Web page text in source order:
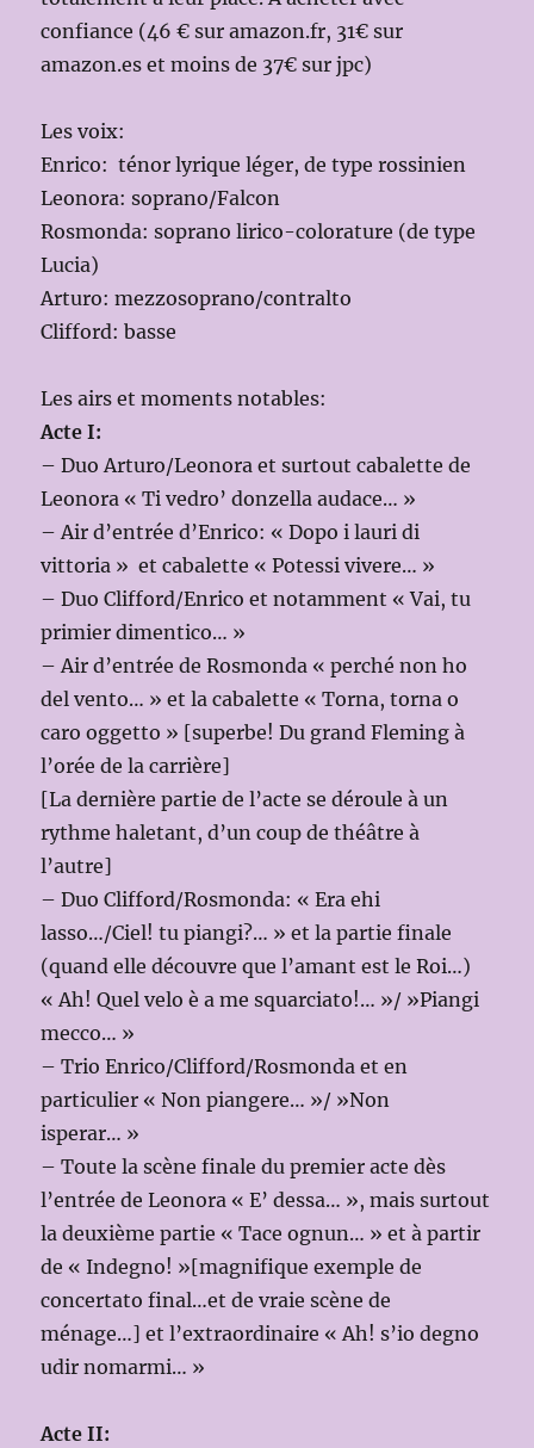
confiance (46 € sur amazon.fr, 31€ sur
amazon.es et moins de 37€ sur jpc)
Les voix:
Enrico: ténor lyrique léger, de type rossinien
Leonora: soprano/Falcon
Rosmonda: soprano lirico-colorature (de type
Lucia)
Arturo: mezzosoprano/contralto
Clifford: basse
Les airs et moments notables:
Acte I:
– Duo Arturo/Leonora et surtout cabalette de
Leonora « Ti vedro’ donzella audace… »
– Air d’entrée d’Enrico: « Dopo i lauri di
vittoria » et cabalette « Potessi vivere… »
– Duo Clifford/Enrico et notamment « Vai, tu
primier dimentico… »
– Air d’entrée de Rosmonda « perché non ho
del vento… » et la cabalette « Torna, torna o
caro oggetto » [superbe! Du grand Fleming à
l’orée de la carrière]
[La dernière partie de l’acte se déroule à un
rythme haletant, d’un coup de théâtre à
l’autre]
– Duo Clifford/Rosmonda: « Era ehi
lasso…/Ciel! tu piangi?… » et la partie finale
(quand elle découvre que l’amant est le Roi…)
« Ah! Quel velo è a me squarciato!… »/ »Piangi
mecco… »
– Trio Enrico/Clifford/Rosmonda et en
particulier « Non piangere… »/ »Non
isperar… »
– Toute la scène finale du premier acte dès
l’entrée de Leonora « E’ dessa… », mais surtout
la deuxième partie « Tace ognun… » et à partir
de « Indegno! »[magnifique exemple de
concertato final…et de vraie scène de
ménage…] et l’extraordinaire « Ah! s’io degno
udir nomarmi… »
Acte II: